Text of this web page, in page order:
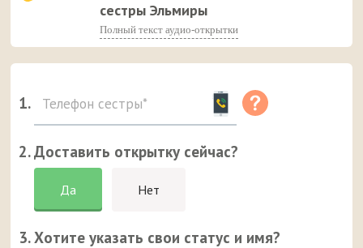
сестры Эльмиры
Полный текст аудио-открытки
1.
2. Доставить открытку сейчас?
Да Нет
3. Хотите указать свои статус и имя?